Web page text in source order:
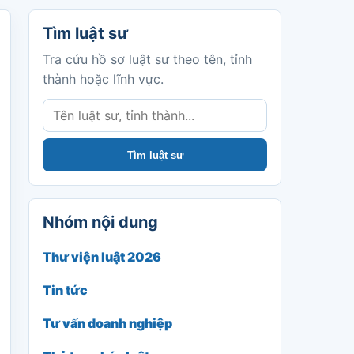
Tìm luật sư
Tra cứu hồ sơ luật sư theo tên, tỉnh
thành hoặc lĩnh vực.
Tìm luật sư
Tìm luật sư
Nhóm nội dung
Thư viện luật 2026
Tin tức
Tư vấn doanh nghiệp